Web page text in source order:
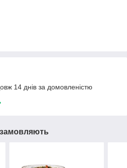
14 днів за домовленістю